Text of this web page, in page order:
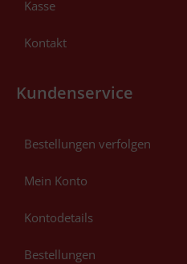
Kasse
Kontakt
Kundenservice
Bestellungen verfolgen
Mein Konto
Kontodetails
Bestellungen